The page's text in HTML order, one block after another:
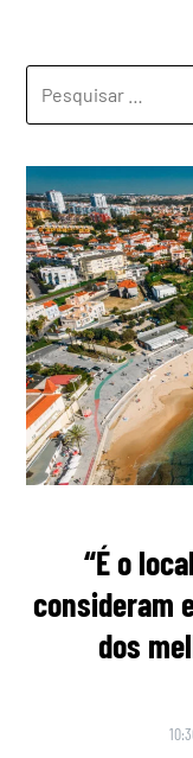
“É o
consideram
dos